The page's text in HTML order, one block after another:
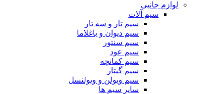
لوازم جانبی
سیم آلات
سیم تار و سه تار
سیم دیوان و باغلاما
سیم سنتور
سیم عود
سیم کمانچه
سیم گیتار
سیم ویولن و ویولنسل
سایر سیم ها